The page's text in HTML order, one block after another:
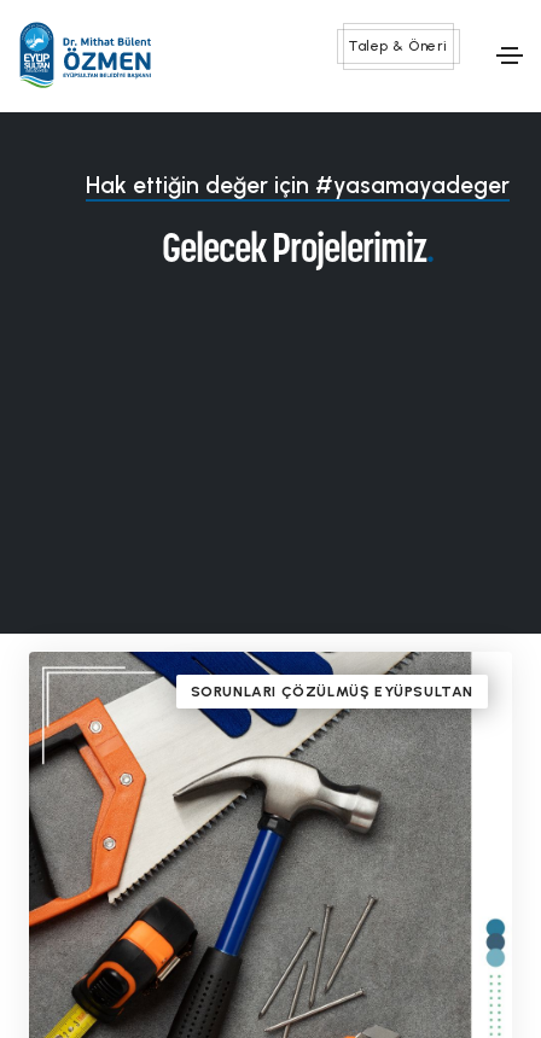
Talep & Öneri
Hak ettiğin değer için #yasamayadeger
Gelecek Projelerimiz.
SORUNLARI ÇÖZÜLMÜŞ EYÜPSULTAN